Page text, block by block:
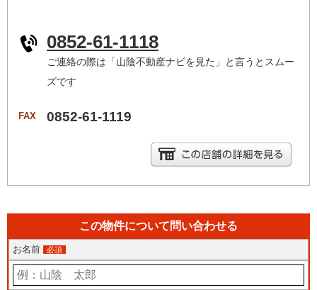
0852-61-1118
ご連絡の際は「山陰不動産ナビを見た」と言うとスムー
ズです
FAX 0852-61-1119